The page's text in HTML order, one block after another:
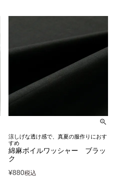
涼しげな透け感で、真夏の服作りにおす
すめ
綿麻ボイルワッシャー ブラッ
ク
¥880税込